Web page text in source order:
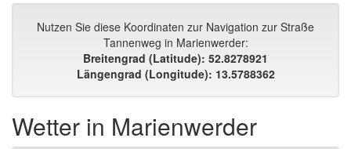
Nutzen Sie diese Koordinaten zur Navigation zur Straße
Tannenweg in Marienwerder:
Breitengrad (Latitude): 52.8278921
Längengrad (Longitude): 13.5788362
Wetter in Marienwerder